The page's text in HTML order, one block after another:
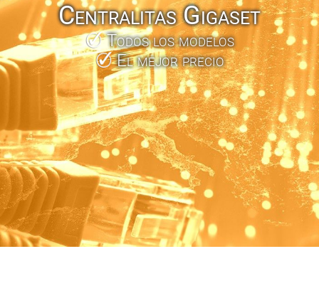
Centralitas Gigaset
Todos los modelos
El mejor precio